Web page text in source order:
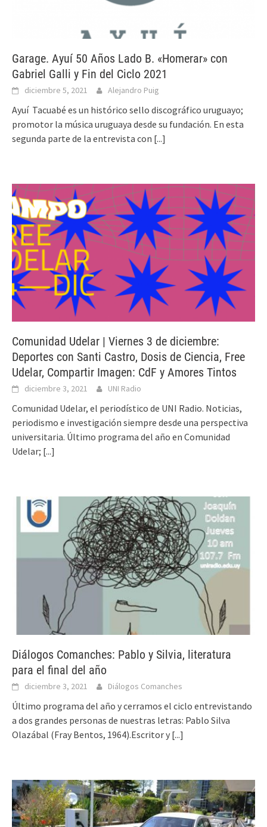
Garage. Ayuí 50 Años Lado B. «Homerar» con
Gabriel Galli y Fin del Ciclo 2021
diciembre 5, 2021 Alejandro Puig
Ayuí Tacuabé es un histórico sello discográfico uruguayo;
promotor la música uruguaya desde su fundación. En esta
segunda parte de la entrevista con [...]
Comunidad Udelar | Viernes 3 de diciembre:
Deportes con Santi Castro, Dosis de Ciencia, Free
Udelar, Compartir Imagen: CdF y Amores Tintos
diciembre 3, 2021 UNI Radio
Comunidad Udelar, el periodístico de UNI Radio. Noticias,
periodismo e investigación siempre desde una perspectiva
universitaria. Último programa del año en Comunidad
Udelar; [...]
Diálogos Comanches: Pablo y Silvia, literatura
para el final del año
diciembre 3, 2021 Diálogos Comanches
Último programa del año y cerramos el ciclo entrevistando
a dos grandes personas de nuestras letras: Pablo Silva
Olazábal (Fray Bentos, 1964).Escritor y [...]